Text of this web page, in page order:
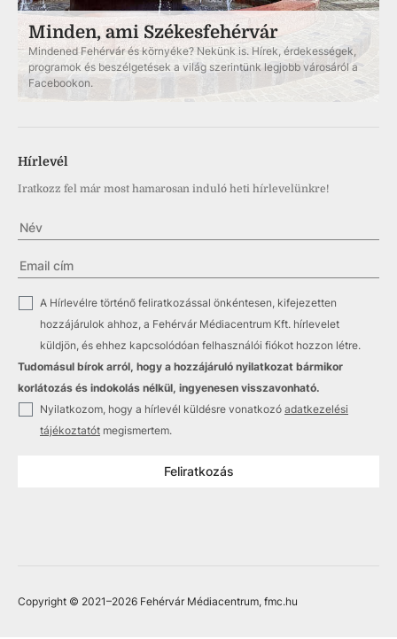
Minden, ami Székesfehérvár
Mindened Fehérvár és környéke? Nekünk is. Hírek, érdekességek,
programok és beszélgetések a világ szerintünk legjobb városáról a
Facebookon.
Hírlevél
Iratkozz fel már most hamarosan induló heti hírlevelünkre!
A Hírlevélre történő feliratkozással önkéntesen, kifejezetten
hozzájárulok ahhoz, a Fehérvár Médiacentrum Kft. hírlevelet
küldjön, és ehhez kapcsolódóan felhasználói fiókot hozzon létre.
Tudomásul bírok arról, hogy a hozzájáruló nyilatkozat bármikor
korlátozás és indokolás nélkül, ingyenesen visszavonható.
Nyilatkozom, hogy a hírlevél küldésre vonatkozó adatkezelési
tájékoztatót megismertem.
Feliratkozás
Copyright © 2021–2026 Fehérvár Médiacentrum, fmc.hu